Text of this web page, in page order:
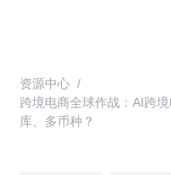
资源中心 /
跨境电商全球作战：AI跨
库、多币种？